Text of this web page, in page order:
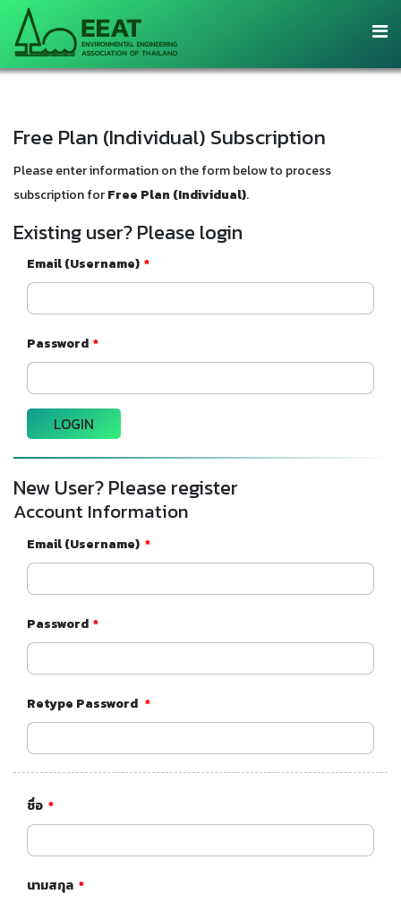
Free Plan (Individual) Subscription
Please enter information on the form below to process
subscription forFree Plan (Individual).
Existing user? Please login
Email (Username) *
Password *
New User? Please register
Account Information
Email (Username) *
Password *
Retype Password *
ชื่อ *
นามสกุล *